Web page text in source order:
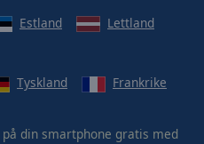
Estland Lettland
Tyskland Frankrike
på din smartphone gratis med